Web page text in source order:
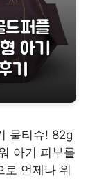
물티슈! 82g
아기 피부를
로 언제나 위